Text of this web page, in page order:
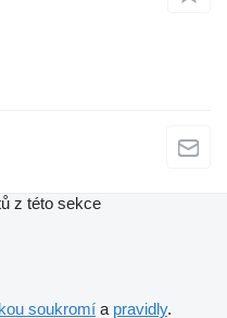
z této sekce
soukromí a pravidly.